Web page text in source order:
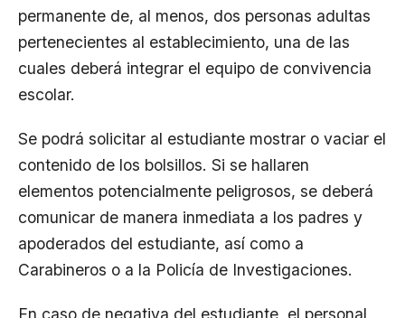
permanente de, al menos, dos personas adultas
pertenecientes al establecimiento, una de las
cuales deberá integrar el equipo de convivencia
escolar.
Se podrá solicitar al estudiante mostrar o vaciar el
contenido de los bolsillos. Si se hallaren
elementos potencialmente peligrosos, se deberá
comunicar de manera inmediata a los padres y
apoderados del estudiante, así como a
Carabineros o a la Policía de Investigaciones.
En caso de negativa del estudiante, el personal